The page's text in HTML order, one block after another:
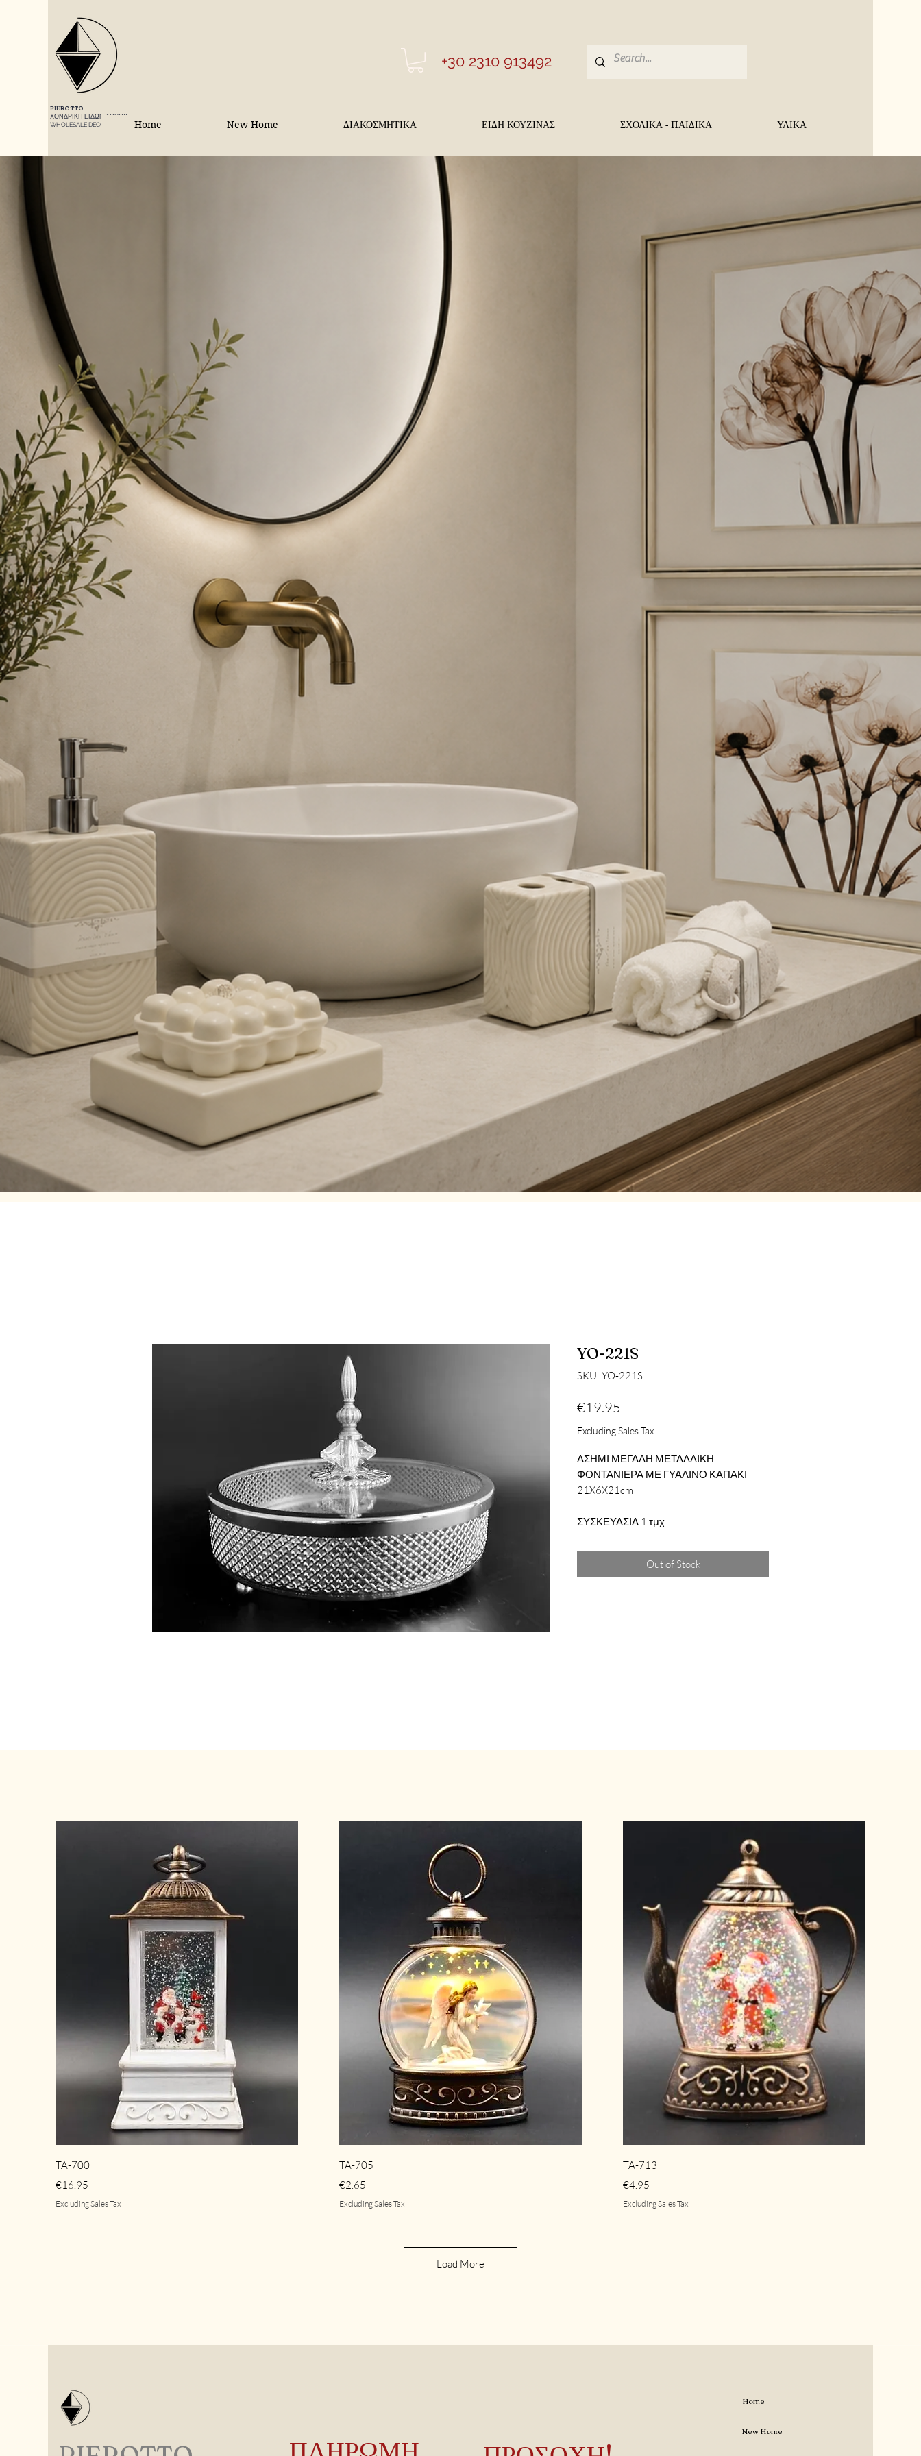
PIEROTTO
ΧΟΝΔΡΙΚΗ ΕΙΔΩΝ ΔΩΡΟΥ
WHOLESALE DECORATIONS
+30 2310 913492
Home New Home ΔΙΑΚΟΣΜΗΤΙΚΑ ΕΙΔΗ ΚΟΥΖΙΝΑΣ ΣΧΟΛΙΚΑ - ΠΑΙΔΙΚΑ ΥΛΙΚΑ
YO-221S
SKU: YO-221S
€19.95
Excluding Sales Tax
ΑΣΗΜΙ ΜΕΓΑΛΗ ΜΕΤΑΛΛΙΚΗ
ΦΟΝΤΑΝΙΕΡΑ ΜΕ ΓΥΑΛΙΝΟ ΚΑΠΑΚΙ
21X6X21cm
ΣΥΣΚΕΥΑΣΙΑ 1 τμχ
Out of Stock
TA-700
Price
€16.95
Excluding Sales Tax
TA-705
Price
€2.65
Excluding Sales Tax
TA-713
Price
€4.95
Excluding Sales Tax
Load More
Home
New Home